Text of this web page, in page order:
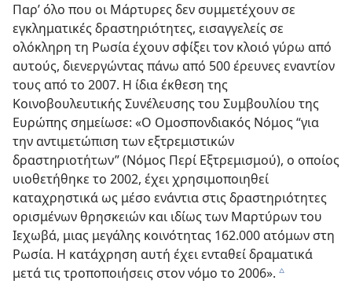
Παρ’ όλο που οι Μάρτυρες δεν συμμετέχουν σε
εγκληματικές δραστηριότητες, εισαγγελείς σε
ολόκληρη τη Ρωσία έχουν σφίξει τον κλοιό γύρω από
αυτούς, διενεργώντας πάνω από 500 έρευνες εναντίον
τους από το 2007. Η ίδια έκθεση της
Κοινοβουλευτικής Συνέλευσης του Συμβουλίου της
Ευρώπης σημείωσε: «Ο Ομοσπονδιακός Νόμος “για
την αντιμετώπιση των εξτρεμιστικών
δραστηριοτήτων” (Νόμος Περί Εξτρεμισμού), ο οποίος
υιοθετήθηκε το 2002, έχει χρησιμοποιηθεί
καταχρηστικά ως μέσο ενάντια στις δραστηριότητες
ορισμένων θρησκειών και ιδίως των Μαρτύρων του
Ιεχωβά, μιας μεγάλης κοινότητας 162.000 ατόμων στη
Ρωσία. Η κατάχρηση αυτή έχει ενταθεί δραματικά
μετά τις τροποποιήσεις στον νόμο το 2006». c